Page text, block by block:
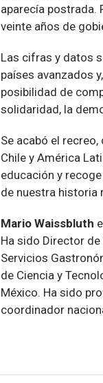
aparecía postrada.
veinte años de
Las cifras y datos
países avanzados
posibilidad de
solidaridad, la
Se acabó el
Chile y América
educación y
de nuestra historia
Mario Waissbluth
Ha sido Director de
Servicios
de Ciencia y
México. Ha sido
coordinador